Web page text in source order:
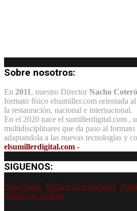
Sobre nosotros:
En 2011, nuestro Director Nacho
formato físico elsumiller.com orientada
la restauración, nacional e internacional.
En el 2020 nace el sumillerdigital.com ,
multidisciplinares que da paso al
adaptandola a las nuevas tecnologías y
elsumillerdigital.com -
SIGUENOS:
Aviso legal Política de privacidad
Política de cookies